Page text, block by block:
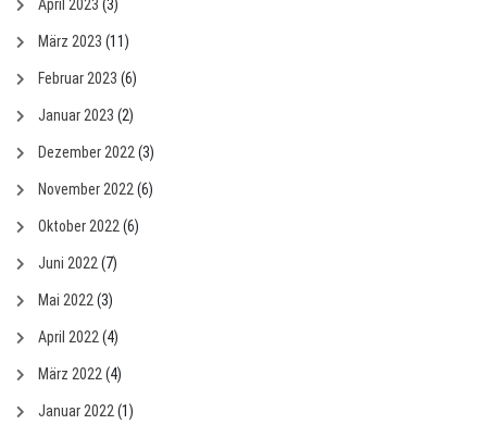
April 2023 (3)
März 2023 (11)
Februar 2023 (6)
Januar 2023 (2)
Dezember 2022 (3)
November 2022 (6)
Oktober 2022 (6)
Juni 2022 (7)
Mai 2022 (3)
April 2022 (4)
März 2022 (4)
Januar 2022 (1)